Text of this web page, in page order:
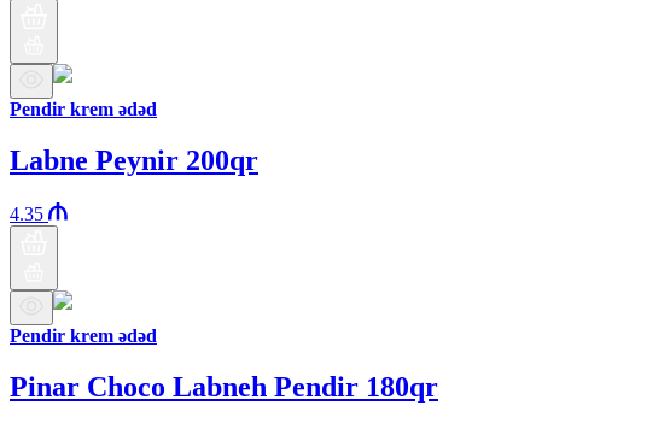
Pendir krem ədəd
Labne Peynir 200qr
4.35
Pendir krem ədəd
Pinar Choco Labneh Pendir 180qr